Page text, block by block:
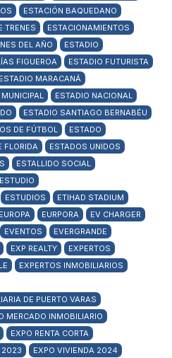
ESTACIÓN BAQUEDANO
TRENES
ESTACIONAMIENTOS
DEL AÑO
ESTADIO
FIGUEROA
ESTADIO FUTURISTA
ESTADIO MARACANÁ
ESTADIO NACIONAL
ESTADIO SANTIAGO BERNABÉU
DE FÚTBOL
ESTADO
FLORIDA
ESTADOS UNIDOS
ESTALLIDO SOCIAL
ESTUDIO
ESTUDIOS
ETIHAD STADIUM
EUROPA EURPORA
EV CHARGER
EVENTOS
EVERGRANDE
EXP REALTY
EXPERTOS
EXPERTOS INMOBILIARIOS
DE PUERTO VARAS
MERCADO INMOBILIARIO
EXPO RENTA CORTA
2023
EXPO VIVIENDA 2024